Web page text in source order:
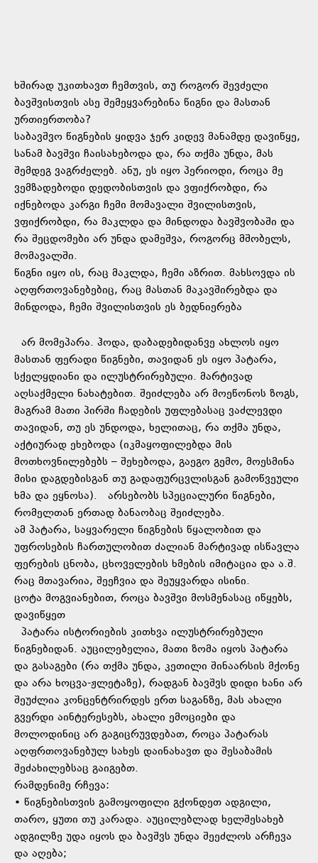
ხშირად უკითხავთ ჩემთვის, თუ როგორ შევძელი
ბავშვისთვის ასე შემეყვარებინა წიგნი და მასთან
ურთიერთობა?
საბავშვო წიგნების ყიდვა ჯერ კიდევ მანამდე დავიწყე,
სანამ ბავშვი ჩაისახებოდა და, რა თქმა უნდა, მას
შემდეგ ვაგრძელებ. ანუ, ეს იყო პერიოდი, როცა მე
ვემზადებოდი დედობისთვის და ვფიქრობდი, რა
იქნებოდა კარგი ჩემი მომავალი შვილისთვის,
ვფიქრობდი, რა მაკლდა და მინდოდა ბავშვობაში და
რა შეცდომები არ უნდა დამეშვა, როგორც მშობელს,
მომავალში.
წიგნი იყო ის, რაც მაკლდა, ჩემი აზრით. მახსოვდა ის
აღფრთოვანებებიც, რაც მასთან მაკავშირებდა და
მინდოდა, ჩემი შვილისთვის ეს ბედნიერება
არ მომეპარა. ჰოდა, დაბადებიდანვე ახლოს იყო
მასთან ფერადი წიგნები, თავიდან ეს იყო პატარა,
სქელყდიანი და ილუსტრირებული. მარტივად
აღსაქმელი ნახატებით. შეიძლება არ მოეწონოს ზოგს,
მაგრამ მათი პირში ჩადების უფლებასაც ვაძლევდი
თავიდან, თუ ეს უნდოდა, ხელითაც, რა თქმა უნდა,
აქტიურად ეხებოდა (იკმაყოფილებდა მის
მოთხოვნილებებს – შეხებოდა, გაეგო გემო, მოესმინა
მისი დაგდებისგან თუ გადაფურცვლისგან გამოწვეული
ხმა და ეყნოსა). არსებობს სპეციალური წიგნები,
რომელთან ერთად ბანაობაც შეიძლება.
ამ პატარა, საყვარელი წიგნების წყალობით და
უფროსების ჩართულობით ძალიან მარტივად ისწავლა
ფერების ცნობა, ცხოველების ხმების იმიტაცია და ა.შ.
რაც მთავარია, შეეჩვია და შეუყვარდა ისინი.
ცოტა მოგვიანებით, როცა ბავშვი მოსმენასაც იწყებს,
დავიწყეთ
პატარა ისტორიების კითხვა ილუსტრირებული
წიგნებიდან. აუცილებელია, მათი ზომა იყოს პატარა
და გასაგები (რა თქმა უნდა, კეთილი შინაარსის მქონე
და არა ხოცვა-ჟლეტაზე), რადგან ბავშვს დიდი ხანი არ
შეუძლია კონცენტრირდეს ერთ საგანზე, მას ახალი
გვერდი აინტერესებს, ახალი ემოციები და
მოლოდინიც არ გაგიცრუვდებათ, როცა პატარას
აღფრთოვანებულ სახეს დაინახავთ და შესაბამის
შეძახილებსაც გაიგებთ.
რამდენიმე რჩევა:
• წიგნებისთვის გამოყოფილი გქონდეთ ადგილი,
თარო, ყუთი თუ კარადა. აუცილებლად ხელშესახებ
ადგილზე უდა იყოს და ბავშვს უნდა შეეძლოს არჩევა
და აღება;